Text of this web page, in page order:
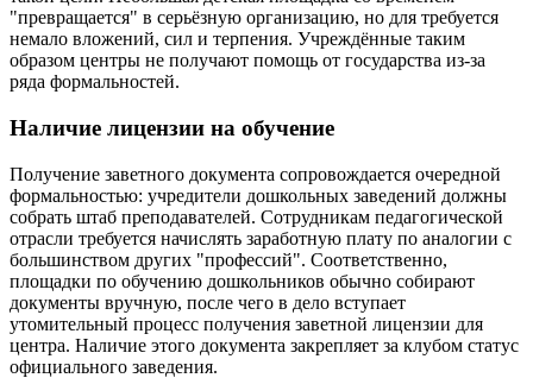
"превращается" в серьёзную организацию, но для требуется
немало вложений, сил и терпения. Учреждённые таким
образом центры не получают помощь от государства из-за
ряда формальностей.
Наличие лицензии на обучение
Получение заветного документа сопровождается очередной
формальностью: учредители дошкольных заведений должны
собрать штаб преподавателей. Сотрудникам педагогической
отрасли требуется начислять заработную плату по аналогии с
большинством других "профессий". Соответственно,
площадки по обучению дошкольников обычно собирают
документы вручную, после чего в дело вступает
утомительный процесс получения заветной лицензии для
центра. Наличие этого документа закрепляет за клубом статус
официального заведения.